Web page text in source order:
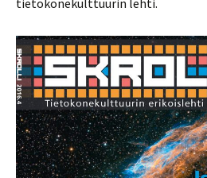
tietokonekulttuurin lehti.